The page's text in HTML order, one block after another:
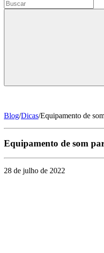
Blog/Dicas/Equipamento de
Equipamento de som
28 de julho de 2022